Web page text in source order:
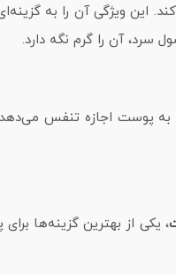
این ویژگی آن را به
آن را گرم نگه دارد.
به پوست اجازه تنفس
، یکی از بهترین گزینه‌ها